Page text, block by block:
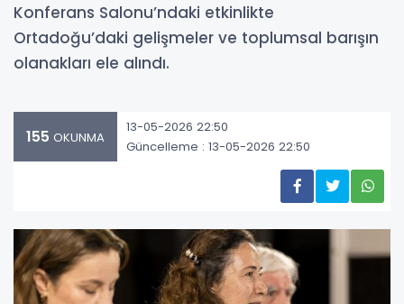
Konferans Salonu’ndaki etkinlikte
Ortadoğu’daki gelişmeler ve toplumsal barışın
olanakları ele alındı.
155 OKUNMA
13-05-2026 22:50
Güncelleme : 13-05-2026 22:50